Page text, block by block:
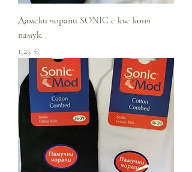
Дамски чорапи SONIC с къс конч
памук.
Цена
1,25 €